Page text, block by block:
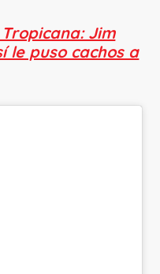
Tropicana: Jim
le puso cachos a